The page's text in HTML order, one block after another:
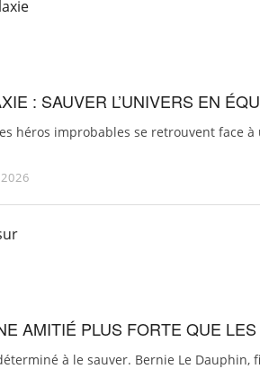
: SAUVER L’UNIVERS EN
héros improbables se retrouvent face
AMITIÉ PLUS FORTE QUE
à le sauver. Bernie Le Dauphin,